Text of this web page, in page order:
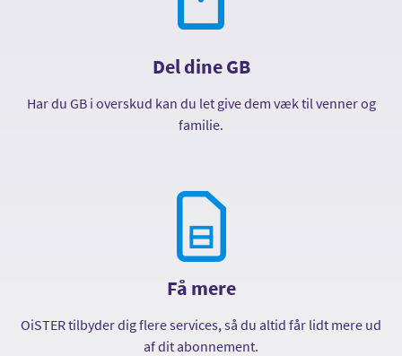
Del dine GB
Har du GB i overskud kan du let give dem væk til venner og
familie.
Få mere
OiSTER tilbyder dig flere services, så du altid får lidt mere ud
af dit abonnement.